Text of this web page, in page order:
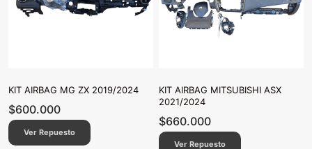
KIT AIRBAG MG ZX 2019/2024
$600.000
Ver Repuesto
KIT AIRBAG MITSUBISHI ASX
2021/2024
$660.000
Ver Repuesto